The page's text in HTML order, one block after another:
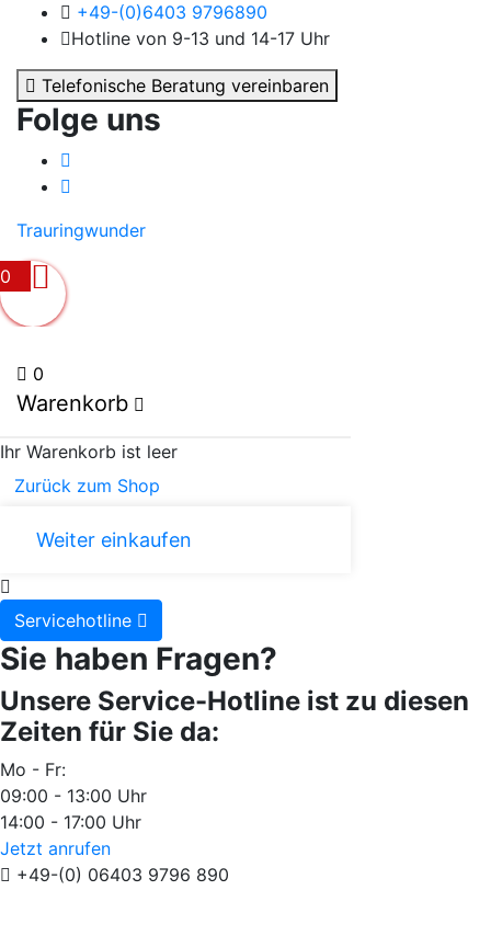
+49-(0)6403 9796890
Hotline von 9-13 und 14-17 Uhr
Telefonische Beratung vereinbaren
Folge uns
Trauringwunder
0
0
Warenkorb
Ihr Warenkorb ist leer
Zurück zum Shop
Weiter einkaufen
Servicehotline
Sie haben Fragen?
Unsere Service-Hotline ist zu diesen
Zeiten für Sie da:
Mo - Fr:
09:00 - 13:00 Uhr
14:00 - 17:00 Uhr
Jetzt anrufen
+49-(0) 06403 9796 890